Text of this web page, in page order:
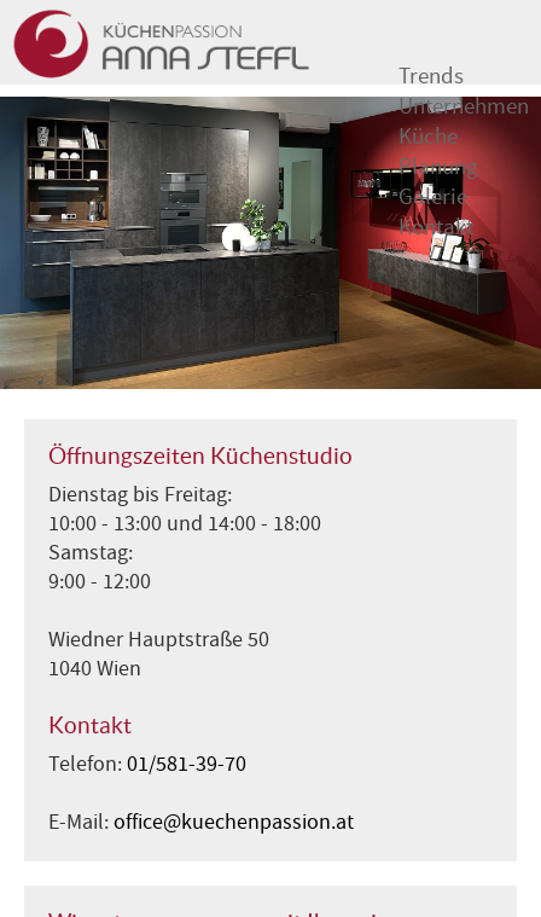
Trends
Unternehmen
Küche
Planung
Galerie
Kontakt
Öffnungszeiten Küchenstudio
Dienstag bis Freitag:
10:00 - 13:00 und 14:00 - 18:00
Samstag:
9:00 - 12:00
Wiedner Hauptstraße 50
1040 Wien
Kontakt
Telefon:01/581-39-70
E-Mail:office@kuechenpassion.at